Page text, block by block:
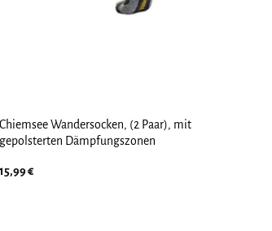
Chiemsee Wandersocken, (2 Paar), mit
gepolsterten Dämpfungszonen
15,99€